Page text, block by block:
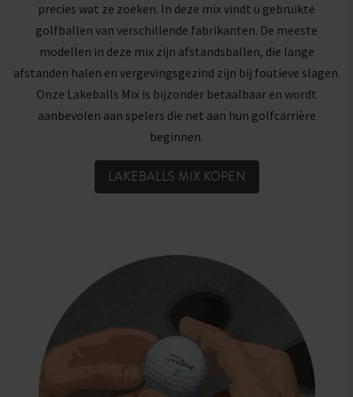
precies wat ze zoeken. In deze mix vindt u gebruikte
golfballen van verschillende fabrikanten. De meeste
modellen in deze mix zijn afstandsballen, die lange
afstanden halen en vergevingsgezind zijn bij foutieve slagen.
Onze Lakeballs Mix is bijzonder betaalbaar en wordt
aanbevolen aan spelers die net aan hun golfcarrière
beginnen.
LAKEBALLS MIX KOPEN